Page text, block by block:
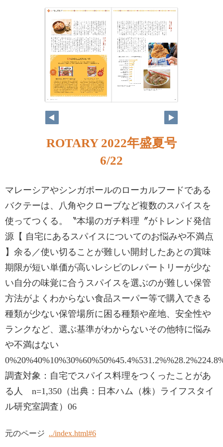
ROTARY 2022年盛夏号
6/22
マレーシアやシンガポールのローカルフードである
バクテーは、八角やクローブなど複数のスパイスを
使ってつくる。〝本場のガチ料理〞がトレンド発信
源【 自宅にあるスパイスについてのお悩みや不満点
】余る／使い切ることが難しい開封したあとの賞味
期限が短い単価が高いレシピのレパートリーが少な
い自分の味覚に合うスパイスを選ぶのが難しい保管
方法がよくわからない食品スーパー等で購入できる
種類が少ない保管場所に困る種類や産地、安全性や
ランクなど、選ぶ基準がわからないその他特に悩み
や不満はない
調査対象：自宅でスパイス料理をつくったことがあ
る人 n=1,350（出典：日本ハム（株）ライフスタイ
ル研究室調査）06
元のページ ../index.html#6